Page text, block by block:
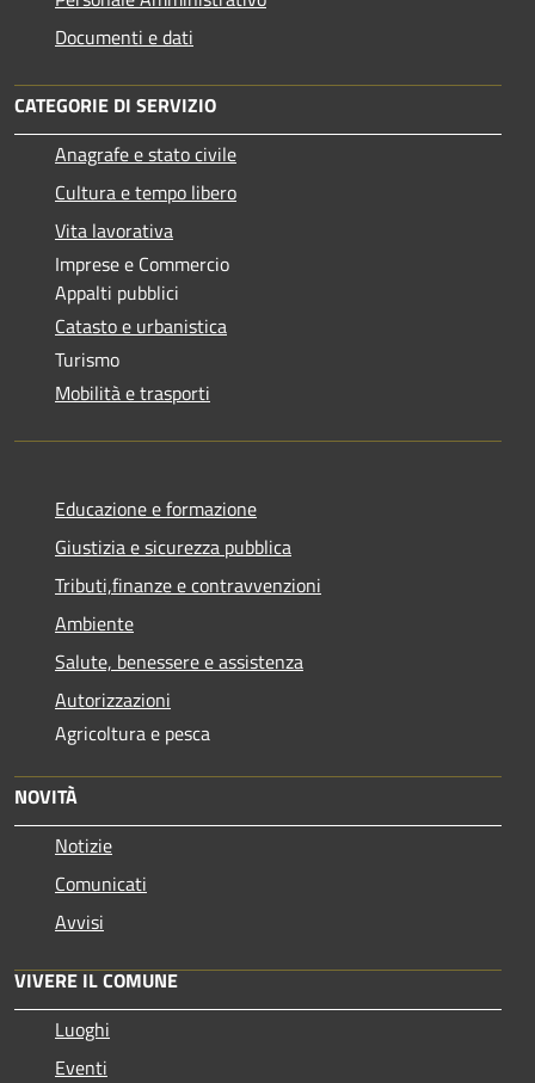
Documenti e dati
CATEGORIE DI SERVIZIO
Anagrafe e stato civile
Cultura e tempo libero
Vita lavorativa
Imprese e Commercio
Appalti pubblici
Catasto e urbanistica
Turismo
Mobilità e trasporti
Educazione e formazione
Giustizia e sicurezza pubblica
Tributi,finanze e contravvenzioni
Ambiente
Salute, benessere e assistenza
Autorizzazioni
Agricoltura e pesca
NOVITÀ
Notizie
Comunicati
Avvisi
VIVERE IL COMUNE
Luoghi
Eventi